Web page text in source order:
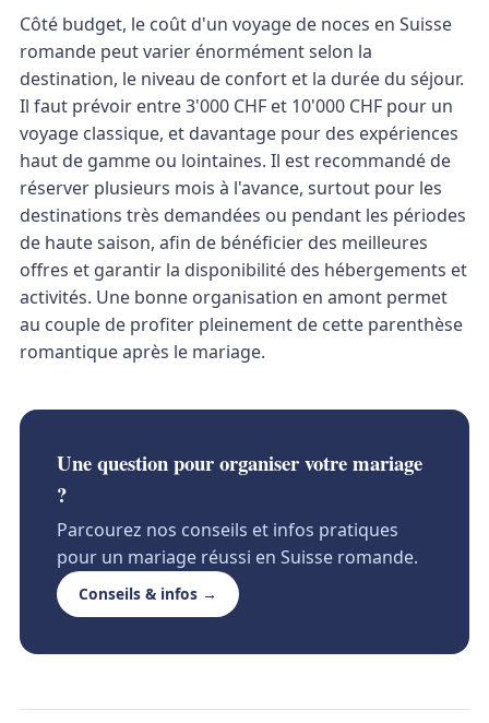
Côté budget, le coût d'un voyage de noces en Suisse
romande peut varier énormément selon la
destination, le niveau de confort et la durée du séjour.
Il faut prévoir entre 3'000 CHF et 10'000 CHF pour un
voyage classique, et davantage pour des expériences
haut de gamme ou lointaines. Il est recommandé de
réserver plusieurs mois à l'avance, surtout pour les
destinations très demandées ou pendant les périodes
de haute saison, afin de bénéficier des meilleures
offres et garantir la disponibilité des hébergements et
activités. Une bonne organisation en amont permet
au couple de profiter pleinement de cette parenthèse
romantique après le mariage.
Une question pour organiser votre mariage
?
Parcourez nos conseils et infos pratiques
pour un mariage réussi en Suisse romande.
Conseils & infos →